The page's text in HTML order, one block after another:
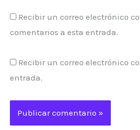
Recibir un correo electrónico
comentarios a esta entrada.
Recibir un correo electrónico
entrada.